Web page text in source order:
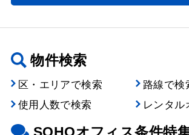
物件検索
区・エリアで検索
路線で検
使用人数で検索
レンタル